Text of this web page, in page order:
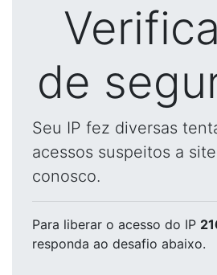
de
Seu IP fez diversas
acessos suspeitos a
conosco.
Para liberar o acesso do IP
responda ao desafio abaixo.